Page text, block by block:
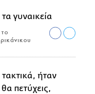
ήταν
πετύχεις,